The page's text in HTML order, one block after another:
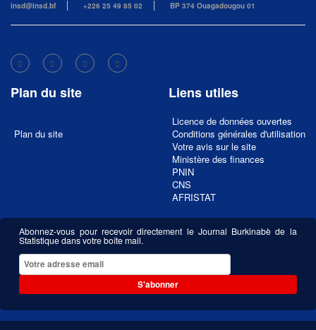
insd@insd.bf +226 25 49 85 02 BP 374 Ouagadougou 01
Plan du site
Plan du site
Liens utiles
Licence de données ouvertes
Conditions générales d'utilisation
Votre avis sur le site
Ministère des finances
PNIN
CNS
AFRISTAT
Abonnez-vous pour recevoir directement le Journal Burkinabè de la
Statistique dans votre boîte mail.
S'abonner